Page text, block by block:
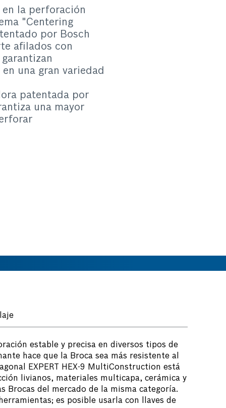
la perforación
"Centering
por Bosch
afilados con
una gran variedad
patentada por
una mayor
estable y precisa en diversos tipos de
hace que la Broca sea más resistente al
EXPERT HEX-9 MultiConstruction está
livianos, materiales multicapa, cerámica y
Brocas del mercado de la misma categoría.
es posible usarla con llaves de